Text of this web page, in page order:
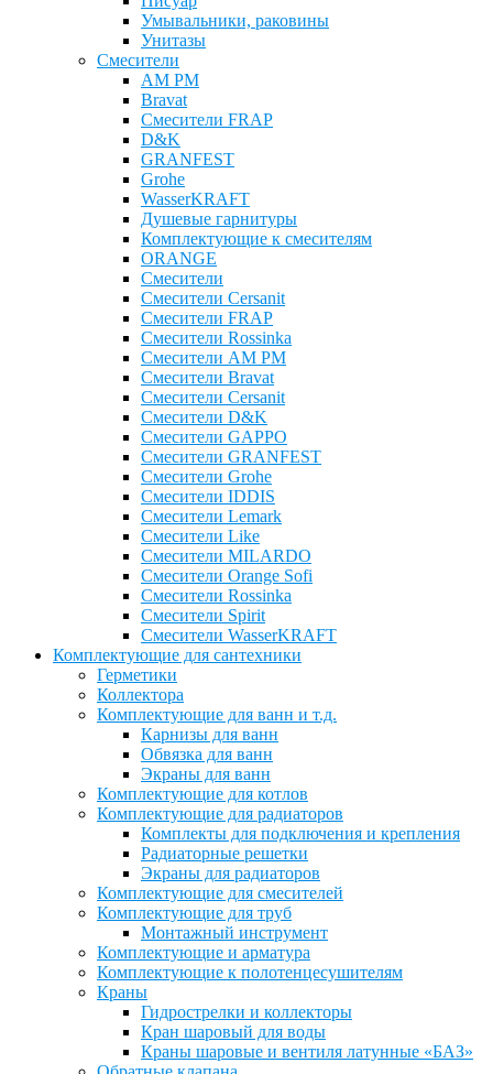
Умывальники, раковины
Унитазы
Смесители
AM PM
Bravat
Cмесители FRAP
D&K
GRANFEST
Grohe
WasserKRAFT
Душевые гарнитуры
Комплектующие к смесителям
ОRANGE
Смесители
Смесители Cersanit
Смесители FRAP
Смесители Rossinka
Смесители AM PM
Смесители Bravat
Смесители Cersanit
Смесители D&K
Смесители GAPPO
Смесители GRANFEST
Смесители Grohe
Смесители IDDIS
Смесители Lemark
Смесители Like
Смесители MILARDO
Смесители Orange Sofi
Смесители Rossinka
Смесители Spirit
Смесители WasserKRAFT
Комплектующие для сантехники
Герметики
Коллектора
Комплектующие для ванн и т.д.
Карнизы для ванн
Обвязка для ванн
Экраны для ванн
Комплектующие для котлов
Комплектующие для радиаторов
Комплекты для подключения и крепления
Радиаторные решетки
Экраны для радиаторов
Комплектующие для смесителей
Комплектующие для труб
Монтажный инструмент
Комплектующие и арматура
Комплектующие к полотенцесушителям
Краны
Гидрострелки и коллекторы
Кран шаровый для воды
Краны шаровые и вентиля латунные «БАЗ»